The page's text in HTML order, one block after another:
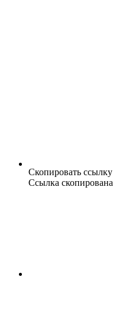
Скопировать ссылку
Ссылка скопирована